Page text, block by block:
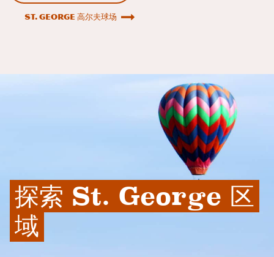
St. George 高尔夫球场
探索 St. George 区
域